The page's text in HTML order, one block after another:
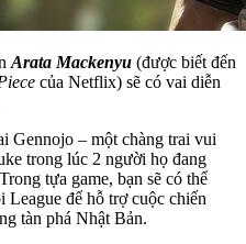
Arata Mackenyu (được biết đến
của Netflix) sẽ có vai diễn
Gennojo – một chàng trai vui
trong lúc 2 người họ đang
tựa game, bạn sẽ có thể
để hỗ trợ cuộc chiến
tàn phá Nhật Bản.